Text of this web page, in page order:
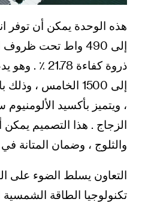
إلى 490 واط تحت
ذروة كفاءة
، ويتميز بأكسيد
الزجاج . هذا التصميم
والثلوج ، وضمان المتانة
التعاون يسلط الضوء على
تكنولوجيا الطاقة